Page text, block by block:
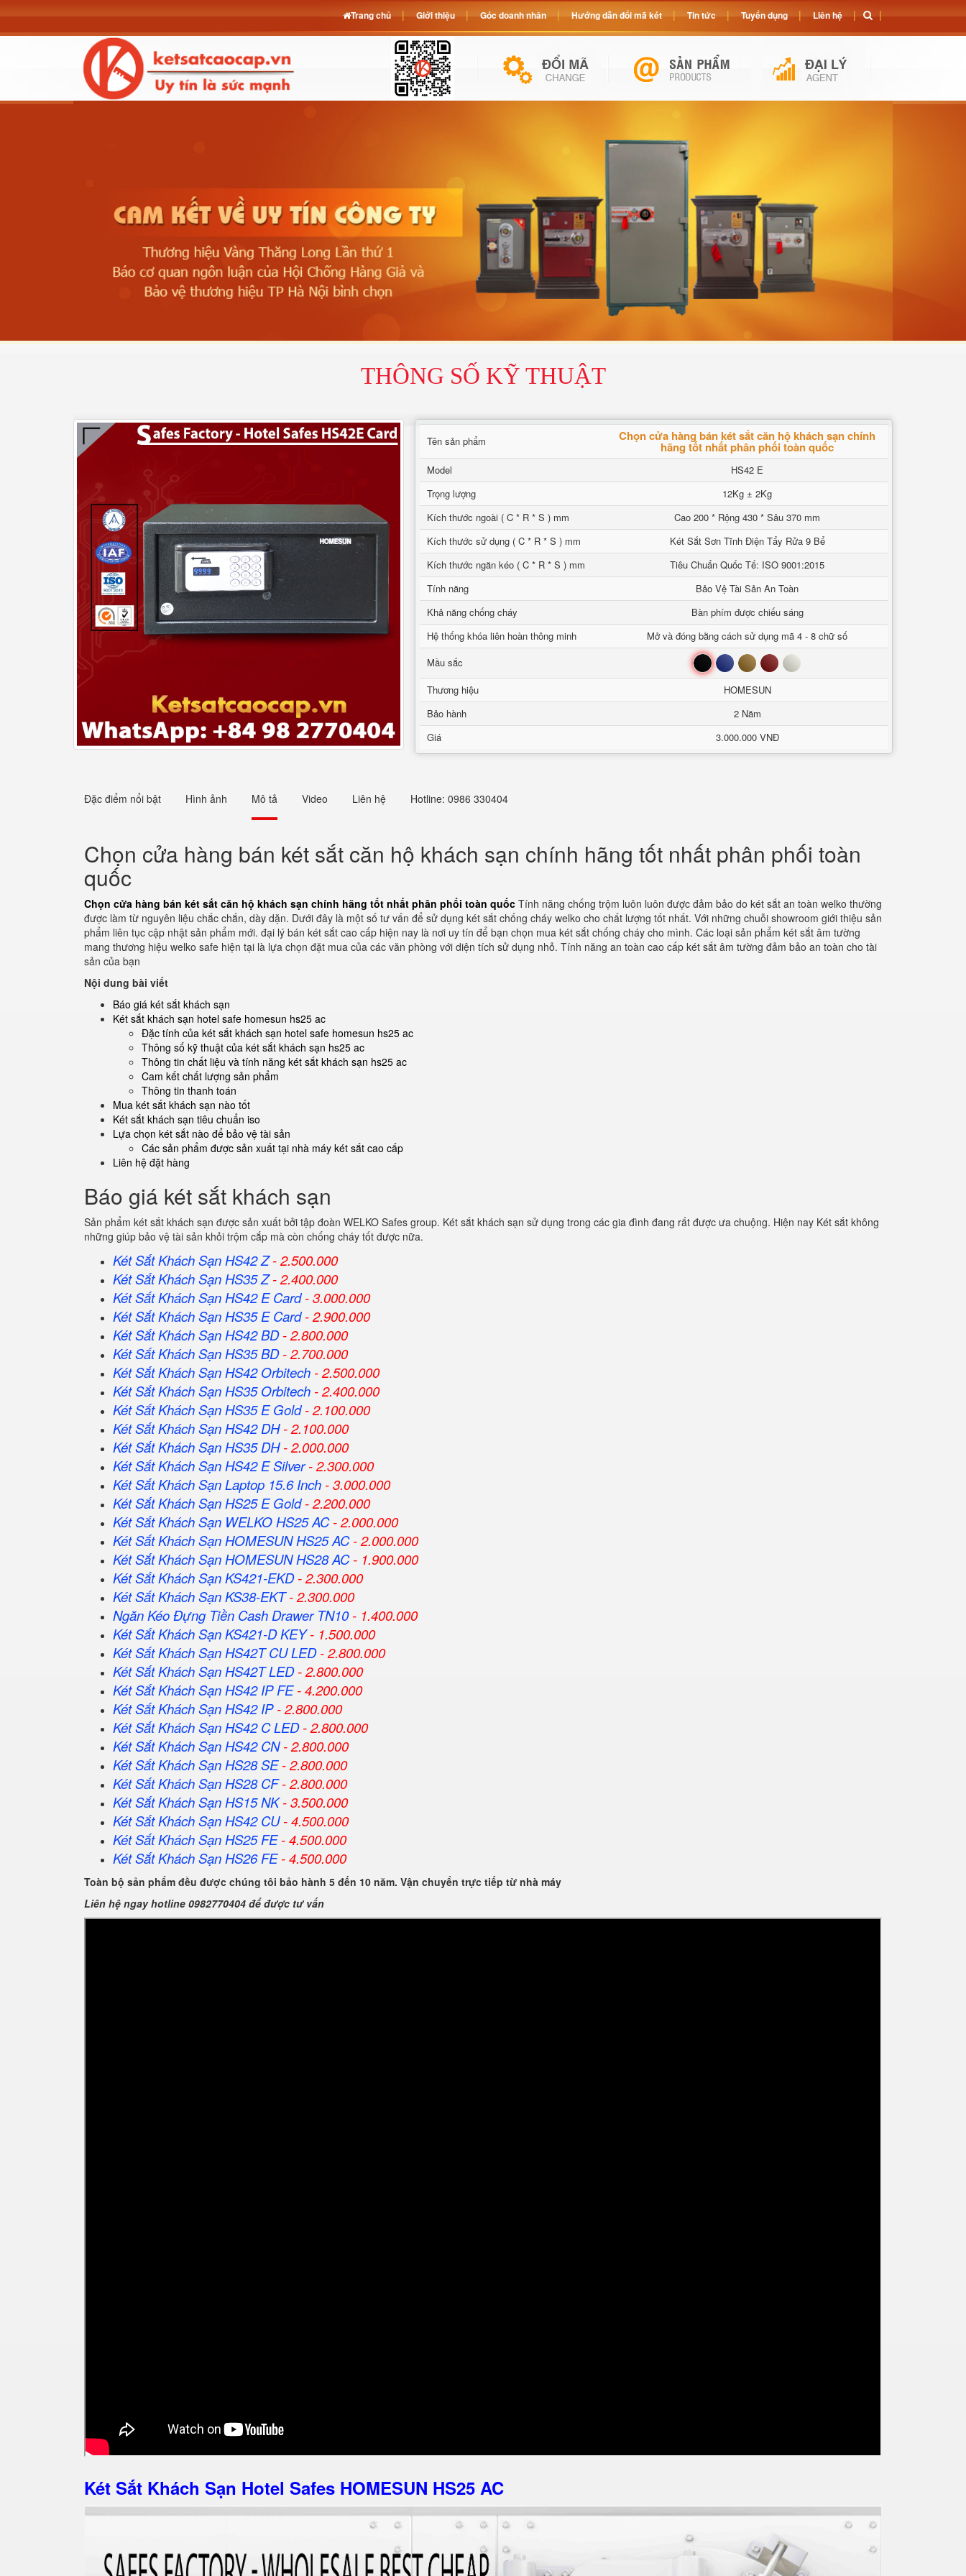
THÔNG SỐ KỸ THUẬT
Tên sản phẩm Chọn cửa hàng bán két sắt căn hộ khách sạn chính
hãng tốt nhất phân phối toàn quốc
Model
HS42 E
Trọng lượng
12Kg ± 2Kg
Kích thước ngoài ( C * R * S ) mm
Cao 200 * Rộng 430 * Sâu 370 mm
Kích thước sử dụng ( C * R * S ) mm
Két Sắt Sơn Tĩnh Điện Tẩy Rửa 9 Bể
Kích thước ngăn kéo ( C * R * S ) mm
Tiêu Chuẩn Quốc Tế: ISO 9001:2015
Tính năng
Bảo Vệ Tài Sản An Toàn
Khả năng chống cháy
Bàn phím được chiếu sáng
Hệ thống khóa liên hoàn thông minh
Mở và đóng bằng cách sử dụng mã 4 - 8 chữ số
Mầu sắc
Đen Xanh Nâu Đỏ Trắng
Thương hiệu
HOMESUN
Bảo hành
2 Năm
Giá
3.000.000 VNĐ
Đặc điểm nổi bật Hình ảnh Mô tả Video Liên hệ Hotline: 0986 330404
Chọn cửa hàng bán két sắt căn hộ khách sạn chính hãng tốt nhất phân phối toàn
quốc
Chọn cửa hàng bán két sắt căn hộ khách sạn chính hãng tốt nhất phân phối toàn quốc Tính năng chống trộm luôn luôn được đảm bảo do két sắt an toàn welko thường
được làm từ nguyên liệu chắc chắn, dày dặn. Dưới đây là một số tư vấn để sử dụng két sắt chống cháy welko cho chất lượng tốt nhất. Với những chuỗi showroom giới thiệu sản
phẩm liên tục cập nhật sản phẩm mới. đại lý bán két sắt cao cấp hiện nay là nơi uy tín để bạn chọn mua két sắt chống cháy cho mình. Các loại sản phẩm két sắt âm tường
mang thương hiệu welko safe hiện tại là lựa chọn đặt mua của các văn phòng với diện tích sử dụng nhỏ. Tính năng an toàn cao cấp két sắt âm tường đảm bảo an toàn cho tài
sản của bạn
Nội dung bài viết
Báo giá két sắt khách sạn
Két sắt khách sạn hotel safe homesun hs25 ac
Đặc tính của két sắt khách sạn hotel safe homesun hs25 ac
Thông số kỹ thuật của két sắt khách sạn hs25 ac
Thông tin chất liệu và tính năng két sắt khách sạn hs25 ac
Cam kết chất lượng sản phẩm
Thông tin thanh toán
Mua két sắt khách sạn nào tốt
Két sắt khách sạn tiêu chuẩn iso
Lựa chọn két sắt nào để bảo vệ tài sản
Các sản phẩm được sản xuất tại nhà máy két sắt cao cấp
Liên hệ đặt hàng
Báo giá két sắt khách sạn
Sản phẩm két sắt khách sạn được sản xuất bởi tập đoàn WELKO Safes group. Két sắt khách sạn sử dụng trong các gia đình đang rất được ưa chuộng. Hiện nay Két sắt không
những giúp bảo vệ tài sản khỏi trộm cắp mà còn chống cháy tốt được nữa.
Két Sắt Khách Sạn HS42 Z- 2.500.000
Két Sắt Khách Sạn HS35 Z- 2.400.000
Két Sắt Khách Sạn HS42 E Card- 3.000.000
Két Sắt Khách Sạn HS35 E Card- 2.900.000
Két Sắt Khách Sạn HS42 BD- 2.800.000
Két Sắt Khách Sạn HS35 BD- 2.700.000
Két Sắt Khách Sạn HS42 Orbitech - 2.500.000
Két Sắt Khách Sạn HS35 Orbitech - 2.400.000
Két Sắt Khách Sạn HS35 E Gold- 2.100.000
Két Sắt Khách Sạn HS42 DH- 2.100.000
Két Sắt Khách Sạn HS35 DH- 2.000.000
Két Sắt Khách Sạn HS42 E Silver- 2.300.000
Két Sắt Khách Sạn Laptop 15.6 Inch - 3.000.000
Két Sắt Khách Sạn HS25 E Gold- 2.200.000
Két Sắt Khách Sạn WELKO HS25 AC- 2.000.000
Két Sắt Khách Sạn HOMESUN HS25 AC- 2.000.000
Két Sắt Khách Sạn HOMESUN HS28 AC- 1.900.000
Két Sắt Khách Sạn KS421-EKD- 2.300.000
Két Sắt Khách Sạn KS38-EKT- 2.300.000
Ngăn Kéo Đựng Tiền Cash Drawer TN10- 1.400.000
Két Sắt Khách Sạn KS421-D KEY- 1.500.000
Két Sắt Khách Sạn HS42T CU LED- 2.800.000
Két Sắt Khách Sạn HS42T LED- 2.800.000
Két Sắt Khách Sạn HS42 IP FE- 4.200.000
Két Sắt Khách Sạn HS42 IP- 2.800.000
Két Sắt Khách Sạn HS42 C LED- 2.800.000
Két Sắt Khách Sạn HS42 CN- 2.800.000
Két Sắt Khách Sạn HS28 SE- 2.800.000
Két Sắt Khách Sạn HS28 CF- 2.800.000
Két Sắt Khách Sạn HS15 NK- 3.500.000
Két Sắt Khách Sạn HS42 CU- 4.500.000
Két Sắt Khách Sạn HS25 FE- 4.500.000
Két Sắt Khách Sạn HS26 FE- 4.500.000
Toàn bộ sản phẩm đều được chúng tôi bảo hành 5 đến 10 năm. Vận chuyển trực tiếp từ nhà máy
Liên hệ ngay hotline 0982770404 để được tư vấn
Két Sắt Khách Sạn Hotel Safes HOMESUN HS25 AC
Trang chủ Giới thiệu Góc doanh nhân Hướng dẫn đổi mã két Tin tức Tuyển dụng Liên hệ